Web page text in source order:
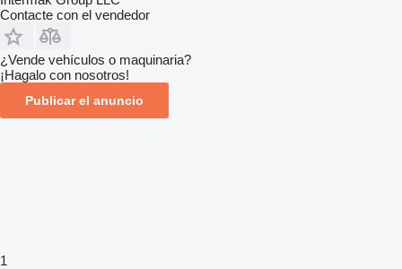
Contacte con el vendedor
¿Vende vehículos o maquinaria?
¡Hagalo con nosotros!
Publicar el anuncio
1